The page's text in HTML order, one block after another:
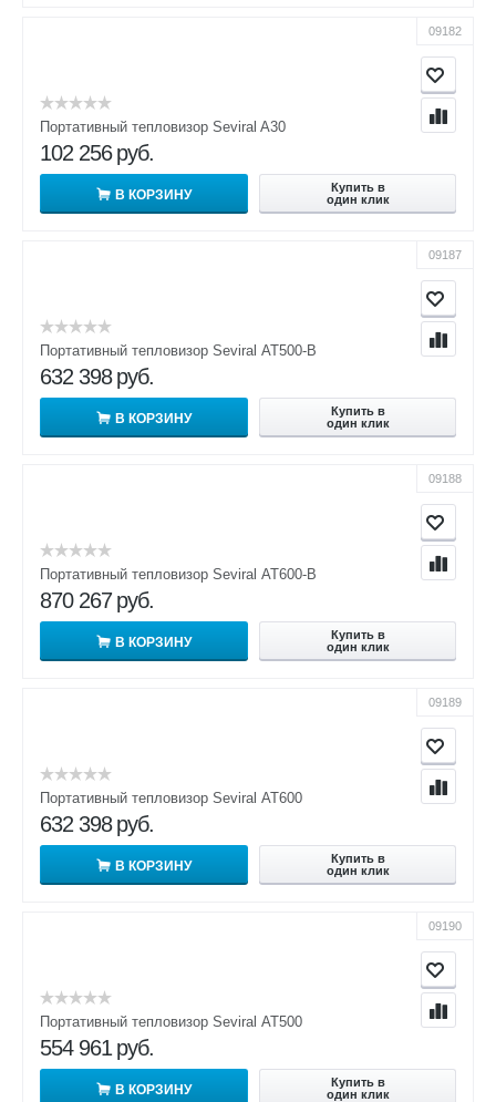
09182
Портативный тепловизор Seviral A30
102 256 руб.
В КОРЗИНУ
Купить в
один клик
09187
Портативный тепловизор Seviral АТ500-В
632 398 руб.
В КОРЗИНУ
Купить в
один клик
09188
Портативный тепловизор Seviral АТ600-В
870 267 руб.
В КОРЗИНУ
Купить в
один клик
09189
Портативный тепловизор Seviral АТ600
632 398 руб.
В КОРЗИНУ
Купить в
один клик
09190
Портативный тепловизор Seviral АТ500
554 961 руб.
В КОРЗИНУ
Купить в
один клик